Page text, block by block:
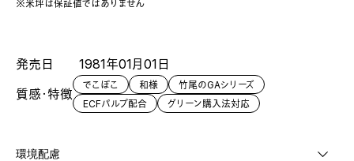
※米坪は保証値ではありません
発売日
1981年01月01日
質感・特徴
でこぼこ 和様
竹尾のGAシリーズ
ECFパルプ配合
グリーン購入法対応
環境配慮